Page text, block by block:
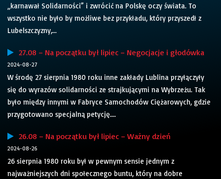
„karnawał Solidarności” i zwrócić na Polskę oczy świata. To
wszystko nie było by możliwe bez przykładu, który przyszedł z
Lubelszczyzny,...
27.08 – Na początku był lipiec – Negocjacje i głodówka
2024-08-27
W środę 27 sierpnia 1980 roku inne zakłady Lublina przyłączyły
się do wyrazów solidarności ze strajkującymi na Wybrzeżu. Tak
było między innymi w Fabryce Samochodów Ciężarowych, gdzie
przygotowano specjalną petycję....
26.08 – Na początku był lipiec – Ważny dzień
2024-08-26
26 sierpnia 1980 roku był w pewnym sensie jednym z
najważniejszych dni społecznego buntu, który na dobre